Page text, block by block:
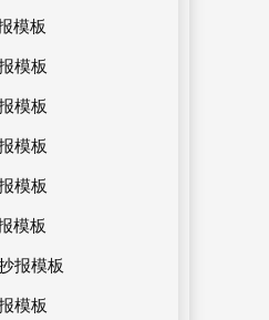
模板
模板
模板
模板
模板
模板
报模板
模板